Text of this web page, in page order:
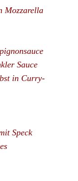
Mozzarella
Sauce
in Curry-
Speck